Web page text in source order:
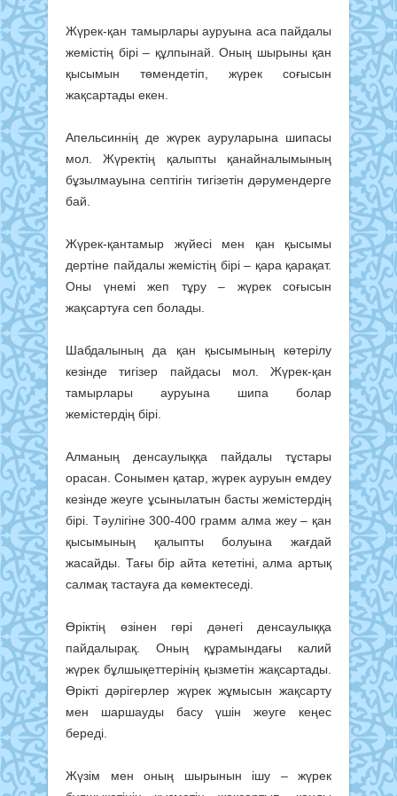
Жүрек-қан тамырлары ауруына аса пайдалы
жемістің бірі – құлпынай. Оның шырыны қан
қысымын төмендетіп, жүрек соғысын
жақсартады екен.
Апельсиннің де жүрек ауруларына шипасы
мол. Жүректің қалыпты қанайналымының
бұзылмауына септігін тигізетін дәрумендерге
бай.
Жүрек-қантамыр жүйесі мен қан қысымы
дертіне пайдалы жемістің бірі – қара қарақат.
Оны үнемі жеп тұру – жүрек соғысын
жақсартуға сеп болады.
Шабдалының да қан қысымының көтерілу
кезінде тигізер пайдасы мол. Жүрек-қан
тамырлары ауруына шипа болар
жемістердің бірі.
Алманың денсаулыққа пайдалы тұстары
орасан. Сонымен қатар, жүрек ауруын емдеу
кезінде жеуге ұсынылатын басты жемістердің
бірі. Тәулігіне 300-400 грамм алма жеу – қан
қысымының қалыпты болуына жағдай
жасайды. Тағы бір айта кететіні, алма артық
салмақ тастауға да көмектеседі.
Өріктің өзінен гөрі дәнегі денсаулыққа
пайдалырақ. Оның құрамындағы калий
жүрек бұлшықеттерінің қызметін жақсартады.
Өрікті дәрігерлер жүрек жұмысын жақсарту
мен шаршауды басу үшін жеуге кеңес
береді.
Жүзім мен оның шырынын ішу – жүрек